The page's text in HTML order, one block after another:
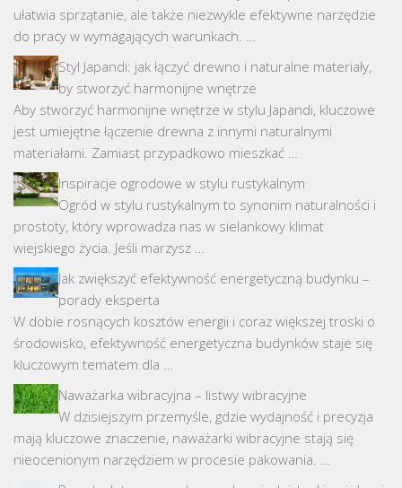
ułatwia sprzątanie, ale także niezwykle efektywne narzędzie
do pracy w wymagających warunkach. …
Styl Japandi: jak łączyć drewno i naturalne materiały,
by stworzyć harmonijne wnętrze
Aby stworzyć harmonijne wnętrze w stylu Japandi, kluczowe
jest umiejętne łączenie drewna z innymi naturalnymi
materiałami. Zamiast przypadkowo mieszkać …
Inspiracje ogrodowe w stylu rustykalnym
Ogród w stylu rustykalnym to synonim naturalności i
prostoty, który wprowadza nas w sielankowy klimat
wiejskiego życia. Jeśli marzysz …
Jak zwiększyć efektywność energetyczną budynku –
porady eksperta
W dobie rosnących kosztów energii i coraz większej troski o
środowisko, efektywność energetyczna budynków staje się
kluczowym tematem dla …
Naważarka wibracyjna – listwy wibracyjne
W dzisiejszym przemyśle, gdzie wydajność i precyzja
mają kluczowe znaczenie, naważarki wibracyjne stają się
nieocenionym narzędziem w procesie pakowania. …